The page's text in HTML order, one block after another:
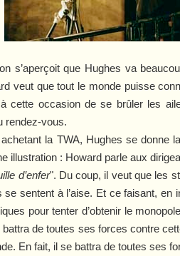
s’aperçoit que Hughes va
veut que tout le monde puisse
cette occasion de se brûler les
rendez-vous.
la TWA, Hughes se
illustration : Howard parle aux
d’enfer". Du coup, il veut que les
sentent à l’aise. Et ce faisant,
pour tenter d’obtenir le
de toutes ses forces contre
En fait, il se battra de toutes ses